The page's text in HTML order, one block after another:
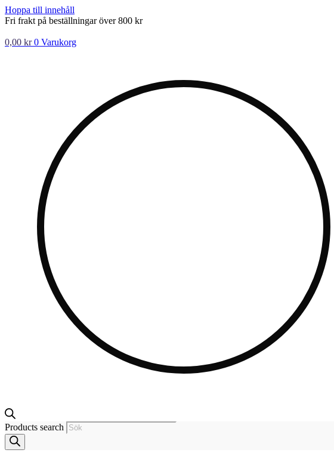
Hoppa till innehåll
Fri frakt på beställningar över 800 kr
0,00 kr 0 Varukorg
Products search